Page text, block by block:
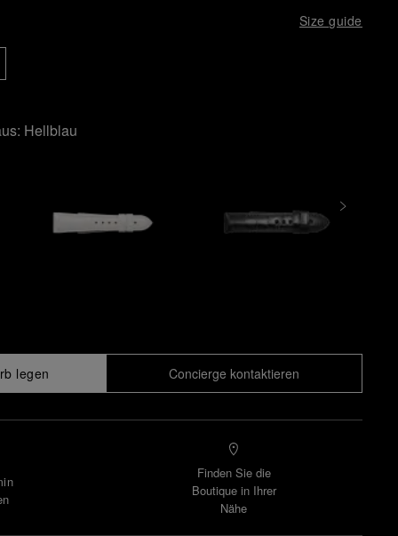
Size guide
Hellblau
legen Concierge kontaktieren
Finden Sie die
Boutique in Ihrer
Nähe